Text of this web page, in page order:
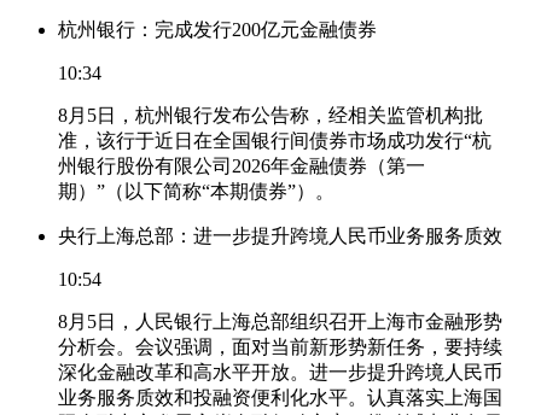
杭州银行：完成发行200亿元金融债券
10:34
8月5日，杭州银行发布公告称，经相关监管机构批
准，该行于近日在全国银行间债券市场成功发行“杭
州银行股份有限公司2026年金融债券（第一
期）”（以下简称“本期债券”）。
央行上海总部：进一步提升跨境人民币业务服务质效
10:54
8月5日，人民银行上海总部组织召开上海市金融形势
分析会。会议强调，面对当前新形势新任务，要持续
深化金融改革和高水平开放。进一步提升跨境人民币
业务服务质效和投融资便利化水平。认真落实上海国